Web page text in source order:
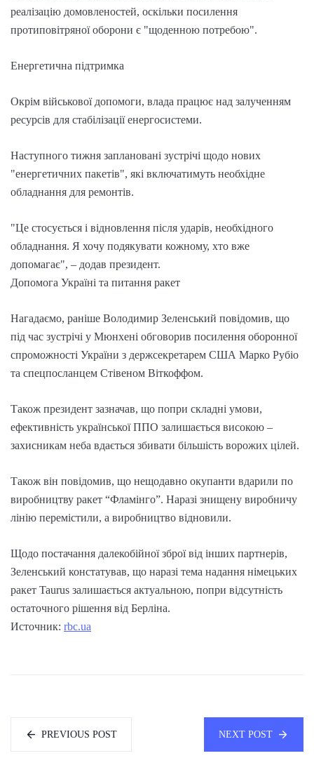
реалізацію домовленостей, оскільки посилення
протиповітряної оборони є "щоденною потребою".
Енергетична підтримка
Окрім військової допомоги, влада працює над залученням
ресурсів для стабілізації енергосистеми.
Наступного тижня заплановані зустрічі щодо нових
"енергетичних пакетів", які включатимуть необхідне
обладнання для ремонтів.
"Це стосується і відновлення після ударів, необхідного
обладнання. Я хочу подякувати кожному, хто вже
допомагає", – додав президент.
Допомога Україні та питання ракет
Нагадаємо, раніше Володимир Зеленський повідомив, що
під час зустрічі у Мюнхені обговорив посилення оборонної
спроможності України з держсекретарем США Марко Рубіо
та спецпосланцем Стівеном Віткоффом.
Також президент зазначав, що попри складні умови,
ефективність української ППО залишається високою –
захисникам неба вдається збивати більшість ворожих цілей.
Також він повідомив, що нещодавно окупанти вдарили по
виробництву ракет “Фламінго”. Наразі знищену виробничу
лінію перемістили, а виробництво відновили.
Щодо постачання далекобійної зброї від інших партнерів,
Зеленський констатував, що наразі тема надання німецьких
ракет Taurus залишається актуальною, попри відсутність
остаточного рішення від Берліна.
Источник: rbc.ua
PREVIOUS POST NEXT POST